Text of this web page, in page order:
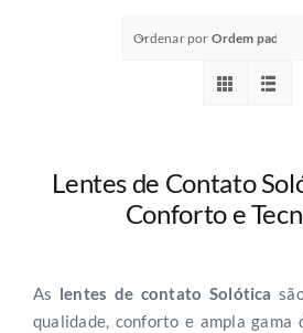
Ordenar por Ordem padrão
Lentes de Contato
Conforto e
As lentes de contato Solótica
qualidade, conforto e ampla gama